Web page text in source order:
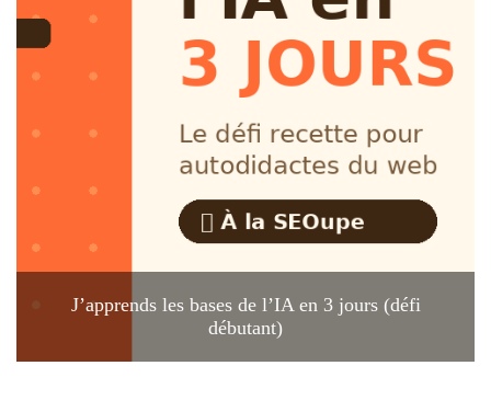
J’apprends les bases de l’IA en 3 jours (défi
débutant)